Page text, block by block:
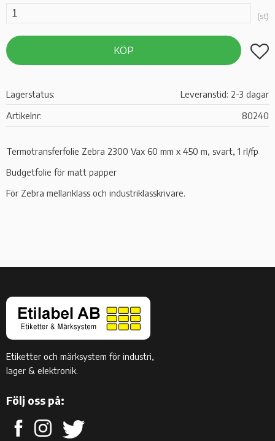
st
KÖP Lägg
Lagerstatus
Leveranstid: 2-3 dagar
Artikelnr
80240
Termotransferfolie Zebra 2300 Vax 60 mm x 450 m, svart, 1 rl/fp
Budgetfolie för matt papper
För Zebra mellanklass och industriklasskrivare.
Etiketter och märksystem för industri,
lager & elektronik.
Följ oss på: